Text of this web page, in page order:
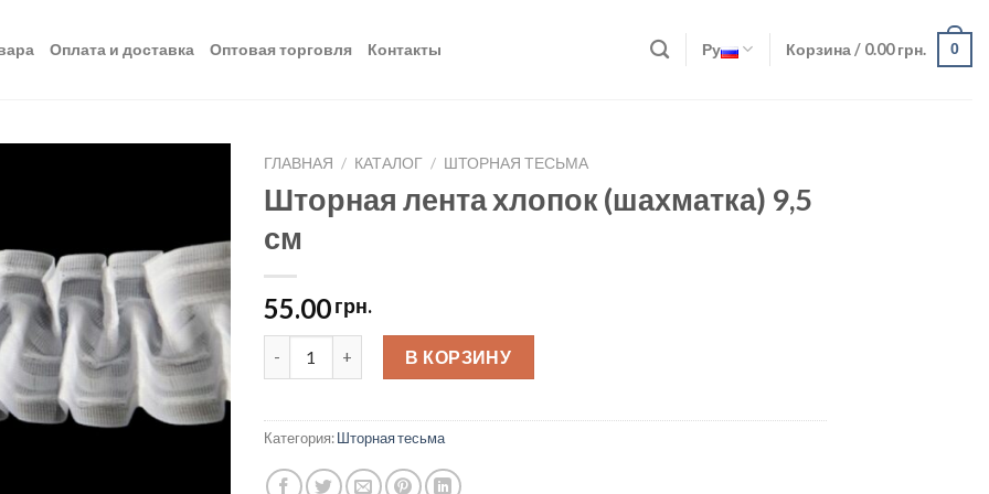
Оплата и доставка Оптовая торговля Контакты Ру Корзина / 0.00грн. 0
желаний
ГЛАВНАЯ / КАТАЛОГ / ШТОРНАЯ ТЕСЬМА
Шторная лента хлопок (шахматка) 9,5
см
55.00грн.
Шторная лента хлопок (шахматка) 9,5 см quantity
В КОРЗИНУ
Категория:Шторная тесьма